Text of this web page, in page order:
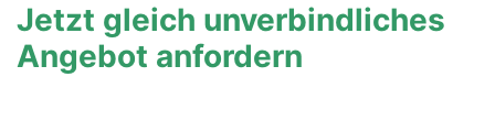
Jetzt gleich unverbindliches
Angebot anfordern